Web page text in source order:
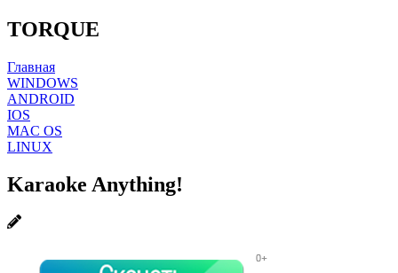
TORQUE
Главная
WINDOWS
ANDROID
IOS
MAC OS
LINUX
Karaoke Anything!